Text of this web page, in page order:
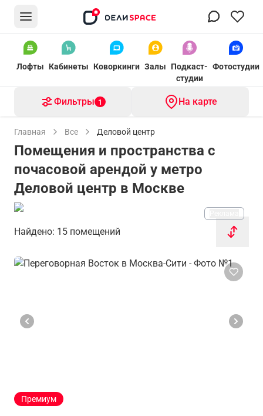
Лофты Кабинеты Коворкинги Залы
Подкаст-
студии
Фотостудии
Фильтры 1 На карте
Главная Все Деловой центр
Помещения и пространства с
почасовой арендой у метро
Деловой центр в Москве
Найдено: 15 помещений
Премиум